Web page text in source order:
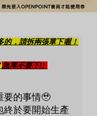
的，請拆兩張單下喔！
急單不要下!!
要的事情🥹
終於要開始生產